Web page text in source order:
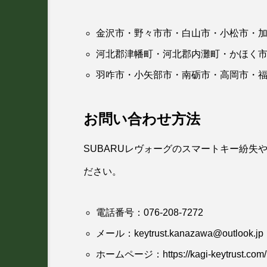
金沢市・野々市市・白山市・小松市・
河北郡津幡町・河北郡内灘町・かほく
羽咋市・小矢部市・南砺市・高岡市・
お問い合わせ方法
SUBARUレヴォーグのスマートキー紛失
ださい。
電話番号： 076-208-7272
メール： keytrust.kanazawa@outlook.jp
ホームページ： https://kagi-keytrust.com/